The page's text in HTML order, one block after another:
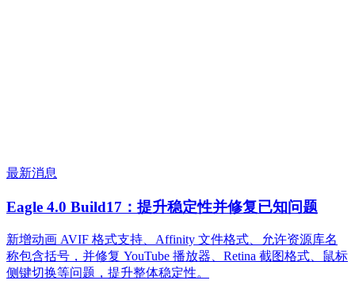
最新消息
Eagle 4.0 Build17：提升稳定性并修复已知问题
新增动画 AVIF 格式支持、Affinity 文件格式、允许资源库名
称包含括号，并修复 YouTube 播放器、Retina 截图格式、鼠标
侧键切换等问题，提升整体稳定性。